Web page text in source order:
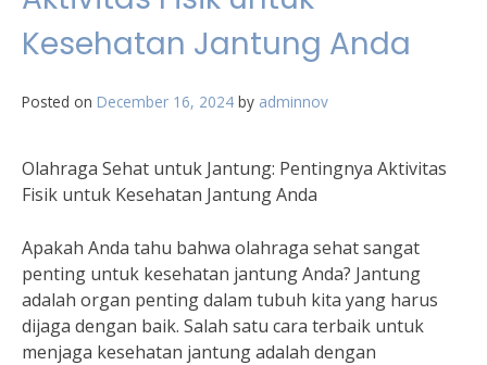
Kesehatan Jantung Anda
Posted on December 16, 2024 by adminnov
Olahraga Sehat untuk Jantung: Pentingnya Aktivitas
Fisik untuk Kesehatan Jantung Anda
Apakah Anda tahu bahwa olahraga sehat sangat
penting untuk kesehatan jantung Anda? Jantung
adalah organ penting dalam tubuh kita yang harus
dijaga dengan baik. Salah satu cara terbaik untuk
menjaga kesehatan jantung adalah dengan